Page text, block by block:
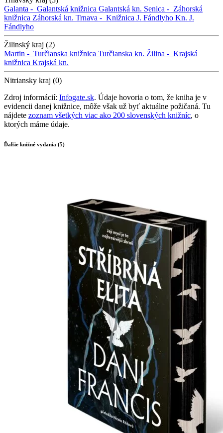
Galanta - Galantská knižnica Galantská kn. Senica - Záhorská
knižnica Záhorská kn. Trnava - Knižnica J. Fándlyho Kn. J.
Fándlyho
Žilinský kraj (2)
Martin - Turčianska knižnica Turčianska kn. Žilina - Krajská
knižnica Krajská kn.
Nitriansky kraj (0)
Zdroj informácií: Infogate.sk. Údaje hovoria o tom, že kniha je v
evidencii danej knižnice, môže však už byť aktuálne požičaná. Tu
nájdete zoznam všetkých viac ako 200 slovenských knižníc, o
ktorých máme údaje.
Ďalšie knižné vydania (5)